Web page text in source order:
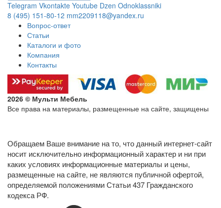
Telegram Vkontakte Youtube Dzen Odnoklassniki
8 (495) 151-80-12 mm2209118@yandex.ru
Вопрос-ответ
Статьи
Каталоги и фото
Компания
Контакты
2026 © Мульти Мебель
Все права на материалы, размещенные на сайте, защищены
Обращаем Ваше внимание на то, что данный интернет-сайт
носит исключительно информационный характер и ни при
каких условиях информационные материалы и цены,
размещенные на сайте, не являются публичной офертой,
определяемой положениями Статьи 437 Гражданского
кодекса РФ.